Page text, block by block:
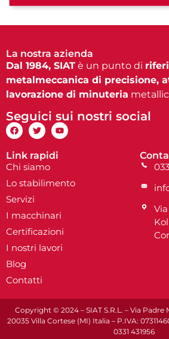
La nostra azienda
Dal 1984, SIAT è un punto di
metalmeccanica di precisione,
lavorazione di minuteria
Seguici sui nostri social
Link rapidi
Chi siamo
Lo stabilimento
Servizi
I macchinari
Certificazioni
I nostri lavori
Blog
Contatti
Copyright © 2024 – SIAT S.R.L. – Via Padre
20035 Villa Cortese (MI) Italia – P.IVA:
0331 431956